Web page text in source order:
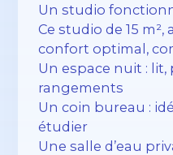
Un studio
Ce studio de 15
confort optimal,
Un espace nuit : lit,
rangements
Un coin bureau :
étudier
Une salle d’eau